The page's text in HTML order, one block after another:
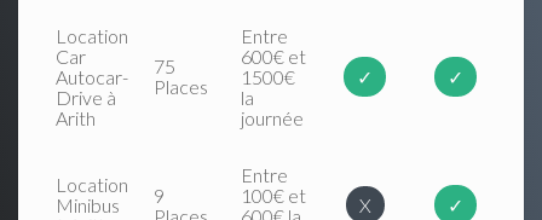
Location
Car
Autocar-
Drive à
Arith
75
Places
Entre
600€ et
1500€
la
journée
✓ ✓
Location
Minibus
9
Entre
100€ et
X ✓